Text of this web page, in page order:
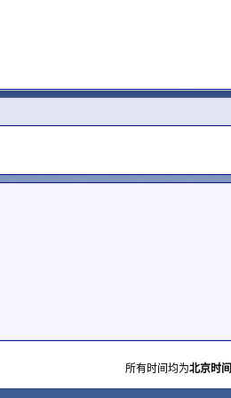
所有时间均为北京时间